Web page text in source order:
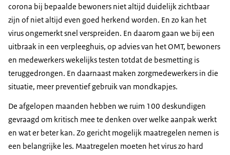
corona bij bepaalde bewoners niet altijd duidelijk zichtbaar
zijn of niet altijd even goed herkend worden. En zo kan het
virus ongemerkt snel verspreiden. En daarom gaan we bij een
uitbraak in een verpleeghuis, op advies van het OMT, bewoners
en medewerkers wekelijks testen totdat de besmetting is
teruggedrongen. En daarnaast maken zorgmedewerkers in die
situatie, meer preventief gebruik van mondkapjes.
De afgelopen maanden hebben we ruim 100 deskundigen
gevraagd om kritisch mee te denken over welke aanpak werkt
en wat er beter kan. Zo gericht mogelijk maatregelen nemen is
een belangrijke les. Maatregelen moeten het virus zo hard